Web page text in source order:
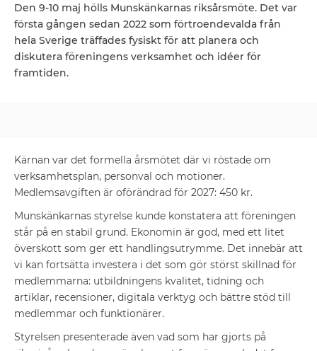
Den 9-10 maj hölls Munskänkarnas riksårsmöte. Det var
första gången sedan 2022 som förtroendevalda från
hela Sverige träffades fysiskt för att planera och
diskutera föreningens verksamhet och idéer för
framtiden.
Kärnan var det formella årsmötet där vi röstade om
verksamhetsplan, personval och motioner.
Medlemsavgiften är oförändrad för 2027: 450 kr.
Munskänkarnas styrelse kunde konstatera att föreningen
står på en stabil grund. Ekonomin är god, med ett litet
överskott som ger ett handlingsutrymme. Det innebär att
vi kan fortsätta investera i det som gör störst skillnad för
medlemmarna: utbildningens kvalitet, tidning och
artiklar, recensioner, digitala verktyg och bättre stöd till
medlemmar och funktionärer.
Styrelsen presenterade även vad som har gjorts på